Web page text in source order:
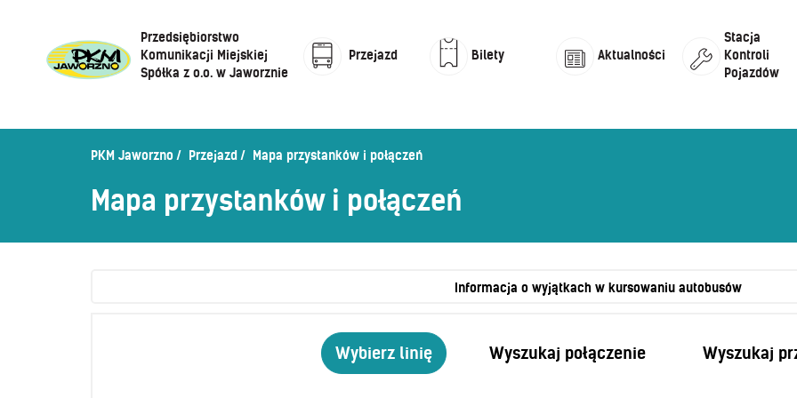
Przedsiębiorstwo
Komunikacji Miejskiej
Spółka z o.o. w Jaworznie
Przejazd
Rozkład jazdy
Zaplanuj podróż –
Bilety
Sprzedaż biletów u kierowców
Jaworznicka Karta Miejska
Aktualności
Stacja
Kontroli
Pojazdów
PKM Jaworzno Przejazd Mapa przystanków i połączeń
Mapa przystanków i połączeń
Informacja o wyjątkach w kursowaniu autobusów
Wybierz linię Wyszukaj połączenie Wyszukaj